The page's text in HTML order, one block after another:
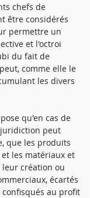
chefs de
être considérés
permettre un
et l'octroi
du fait de
comme elle le
les divers
qu'en cas de
peut
que les produits
les matériaux et
création ou
écartés
au profit